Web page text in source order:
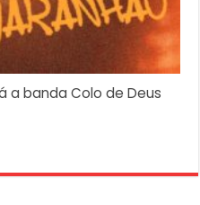
a banda Colo de Deus